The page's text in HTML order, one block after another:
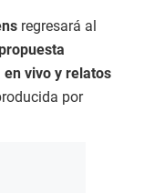
regresará al
vivo y relatos
por